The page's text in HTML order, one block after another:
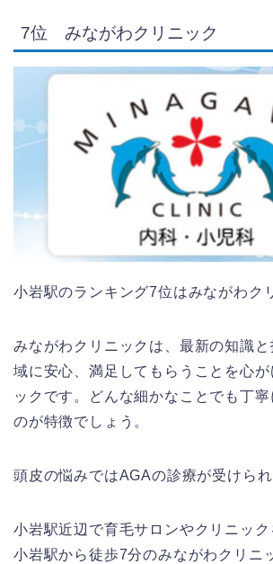
7位 みながわクリニック
小岩駅のランキング7位はみながわク
みながわクリニックは、最新の知識
域に安心、満足してもらうことを心が
ックです。どんな細かなことでも丁
のが特徴でしょう。
頭皮の悩みではAGAの診療が受けられ
小岩駅近辺で育毛サロンやクリニック
小岩駅から徒歩7分のみながわクリニ